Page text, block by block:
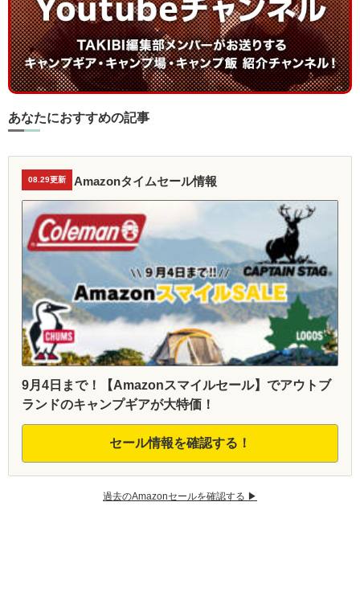
あなたにおすすめの記事
08.29更新 Amazonタイムセール情報
9月4日まで！【Amazonスマイルセール】でアウトブ
ランドのキャンプギアが大特価！
セール情報を確認する！
過去のAmazonセールを確認する ▶︎